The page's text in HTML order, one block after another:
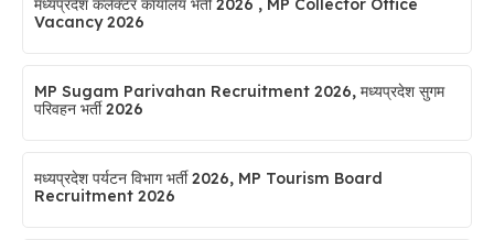
मध्यप्रदेश कलेक्टर कार्यालय भर्ती 2026 , MP Collector Office
Vacancy 2026
MP Sugam Parivahan Recruitment 2026, मध्यप्रदेश सुगम
परिवहन भर्ती 2026
मध्यप्रदेश पर्यटन विभाग भर्ती 2026, MP Tourism Board
Recruitment 2026